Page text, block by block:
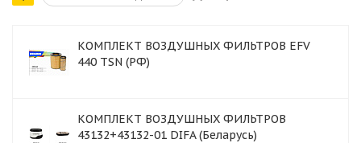
КОМПЛЕКТ ВОЗДУШНЫХ ФИЛЬТРОВ EFV
440 TSN (РФ)
КОМПЛЕКТ ВОЗДУШНЫХ ФИЛЬТРОВ
43132+43132-01 DIFA (Беларусь)